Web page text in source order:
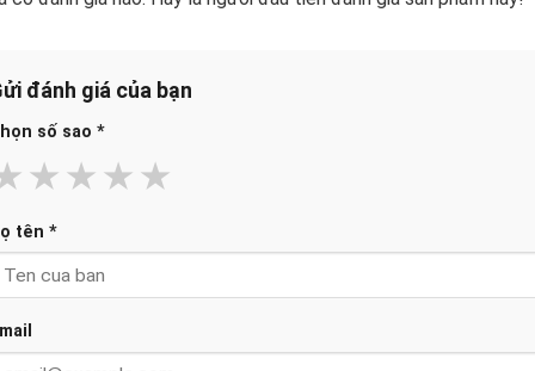
đánh giá của bạn
số sao *
★
★
★
★
tên *